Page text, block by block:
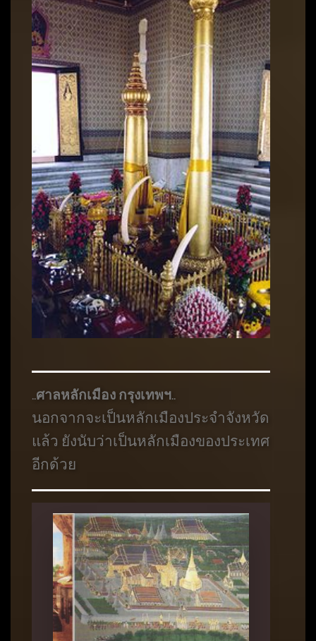
ศาลหลักเมือง กรุงเทพฯ..
นอกจากจะเป็นหลักเมืองประจำจังหวัด
แล้ว ยังนับว่าเป็นหลักเมืองของประเทศ
อีกด้วย